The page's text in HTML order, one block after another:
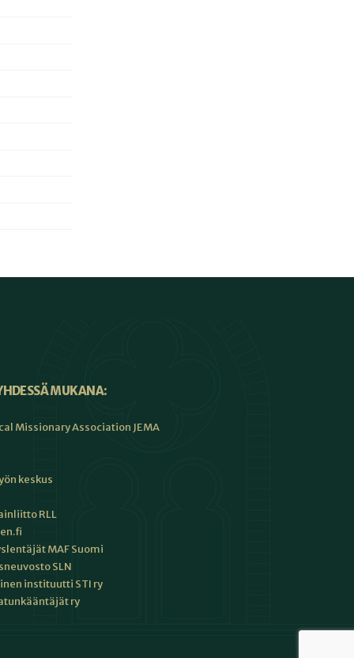
MUKANA:
Missionary Association JEMA
keskus
RLL
MAF Suomi
SLN
instituutti STI ry
ry